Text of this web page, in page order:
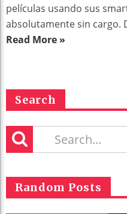
películas usando sus
absolutamente sin cargo.
Read More »
Search
Random Posts